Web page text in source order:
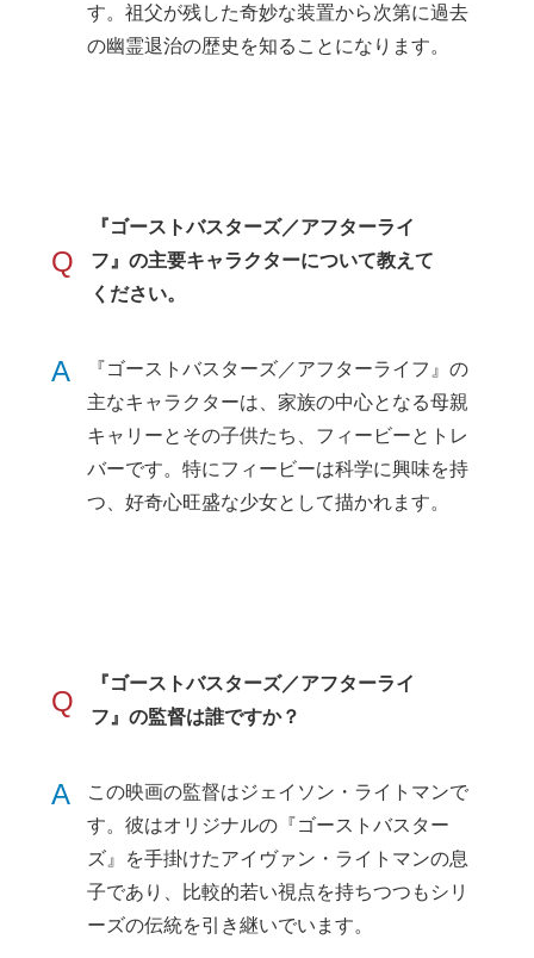
す。祖父が残した奇妙な装置から次第に過去
の幽霊退治の歴史を知ることになります。
Q
『ゴーストバスターズ／アフターライ
フ』の主要キャラクターについて教えて
ください。
A
『ゴーストバスターズ／アフターライフ』の
主なキャラクターは、家族の中心となる母親
キャリーとその子供たち、フィービーとトレ
バーです。特にフィービーは科学に興味を持
つ、好奇心旺盛な少女として描かれます。
Q
『ゴーストバスターズ／アフターライ
フ』の監督は誰ですか？
A
この映画の監督はジェイソン・ライトマンで
す。彼はオリジナルの『ゴーストバスター
ズ』を手掛けたアイヴァン・ライトマンの息
子であり、比較的若い視点を持ちつつもシリ
ーズの伝統を引き継いでいます。